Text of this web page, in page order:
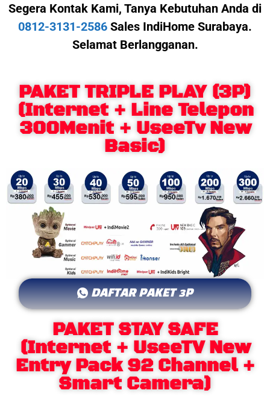
Segera Kontak Kami, Tanya Kebutuhan Anda di
0812-3131-2586 Sales IndiHome Surabaya.
Selamat Berlangganan.
PAKET TRIPLE PLAY (3P)
(Internet + Line Telepon
300Menit + UseeTv New
Basic)
DAFTAR PAKET 3P
PAKET STAY SAFE
(Internet + UseeTV New
Entry Pack 92 Channel +
Smart Camera)